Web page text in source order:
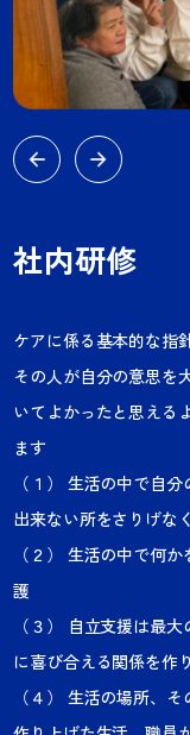
社内研修
ケアに係る基本的な指
その人が自分の意思を
いてよかったと思える
ます
（１） 生活の中で自
出来ない所をさりげな
（２） 生活の中で何か
護
（３） 自立支援は最
に喜び合える関係を作
（４） 生活の場所、